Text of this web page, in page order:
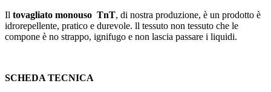
Il tovagliato monouso TnT, di nostra produzione, è un prodotto è
idrorepellente, pratico e durevole. ll tessuto non tessuto che le
compone è no strappo, ignifugo e non lascia passare i liquidi.
SCHEDA TECNICA